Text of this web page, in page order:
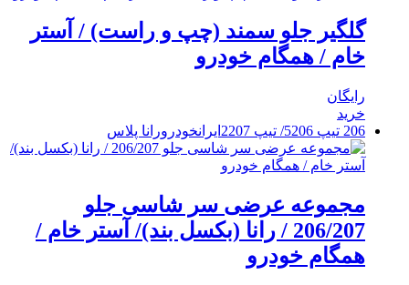
گلگیر جلو سمند (چپ و راست) / آستر
خام / همگام خودرو
رایگان
خرید
206 تیپ 5
206/ تیپ 2 207 ایرانخودرورانا پلاس
مجموعه عرضی سر شاسی جلو
206/207 / رانا (بکسل بند)/ آستر خام /
همگام خودرو